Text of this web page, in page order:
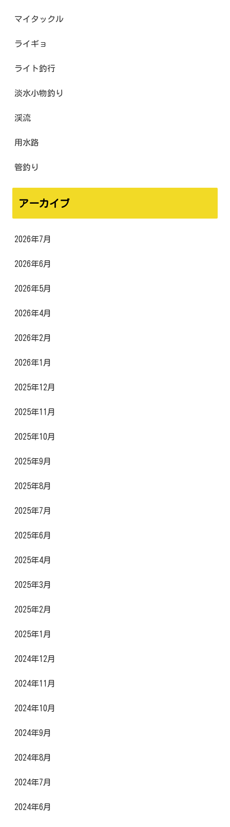
マイタックル
ライギョ
ライト釣行
淡水小物釣り
渓流
用水路
管釣り
アーカイブ
2026年7月
2026年6月
2026年5月
2026年4月
2026年2月
2026年1月
2025年12月
2025年11月
2025年10月
2025年9月
2025年8月
2025年7月
2025年6月
2025年4月
2025年3月
2025年2月
2025年1月
2024年12月
2024年11月
2024年10月
2024年9月
2024年8月
2024年7月
2024年6月